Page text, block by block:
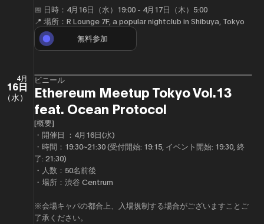
📅 日時：4月16日（水）19:00 - 4月17日（木）5:00
📍 場所：R Lounge 7F, a popular nightclub in Shibuya, Tokyo
無料参加
4月
16日
（水）
ビニール
Ethereum Meetup Tokyo Vol.13
feat. Ocean Protocol
[概要]
・開催日 ：4月16日(水)
・時間：19:30~21:30 (受付開始: 19:15, イベント開始: 19:30, 終
了: 21:30)
・人数：50名前後
・場所：渋谷 Centrum
※会場キャパの都合上、入場規制する場合がございますことご
了承ください。